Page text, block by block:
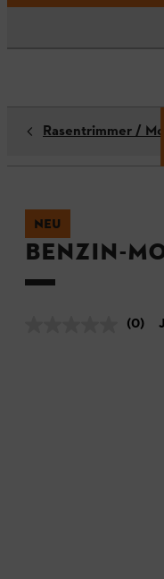
Rasentrimmer /
NEU
Benzin-
(0)